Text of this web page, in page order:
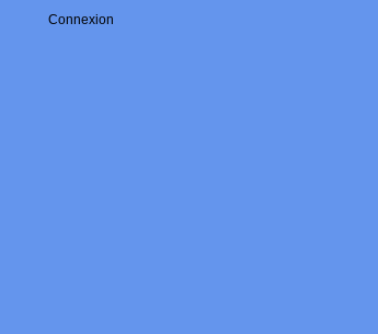
Connexion